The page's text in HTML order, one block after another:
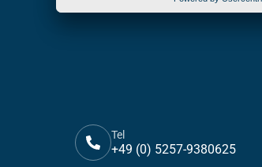
Tel
+49 (0) 5257-9380625